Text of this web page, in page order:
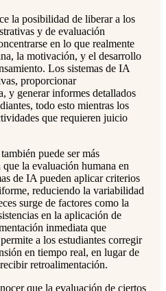
la posibilidad de liberar a los
y de evaluación
en lo que realmente
la motivación, y el desarrollo
Los sistemas de IA
proporcionar
y generar informes detallados
todo esto mientras los
que requieren juicio
puede ser más
que la evaluación humana en
de IA pueden aplicar criterios
reduciendo la variabilidad
surge de factores como la
en la aplicación de
inmediata que
a los estudiantes corregir
en tiempo real, en lugar de
retroalimentación.
que la evaluación de ciertos